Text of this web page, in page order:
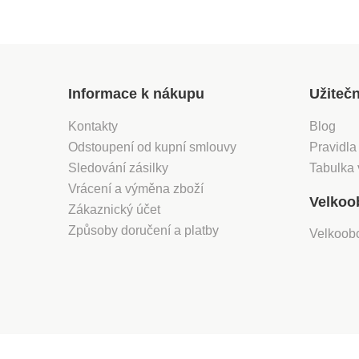
Informace k nákupu
Kontakty
Odstoupení od kupní smlouvy
Sledování zásilky
Vrácení a výměna zboží
Zákaznický účet
Způsoby doručení a platby
Blog
Tabulka